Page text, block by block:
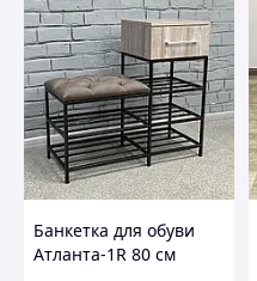
Банкетка для обуви
Атланта-1R 80 см